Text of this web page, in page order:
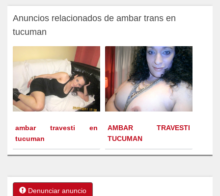
Anuncios relacionados de ambar trans en
tucuman
ambar travesti en
tucuman
AMBAR TRAVESTI
TUCUMAN
Denunciar anuncio